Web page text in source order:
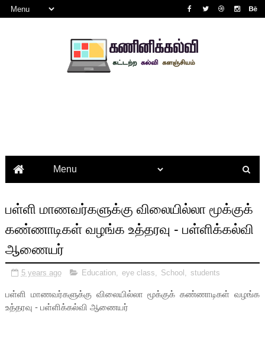
பள்ளி மாணவர்களுக்கு விலையில்லா மூக்குக்
கண்ணாடிகள் வழங்க உத்தரவு - பள்ளிக்கல்வி
ஆணையர்
5 years ago Education, eye class School students
பள்ளி மாணவர்களுக்கு விலையில்லா மூக்குக் கண்ணாடிகள் வழங்க
உத்தரவு - பள்ளிக்கல்வி ஆணையர்